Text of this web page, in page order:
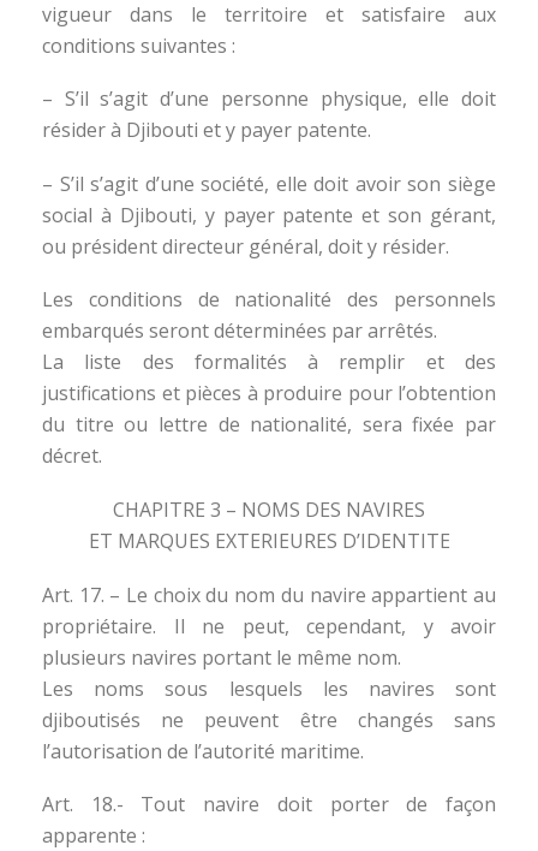
vigueur dans le territoire et satisfaire aux
conditions suivantes :
– S’il s’agit d’une personne physique, elle doit
résider à Djibouti et y payer patente.
– S’il s’agit d’une société, elle doit avoir son siège
social à Djibouti, y payer patente et son gérant,
ou président directeur général, doit y résider.
Les conditions de nationalité des personnels
embarqués seront déterminées par arrêtés.
La liste des formalités à remplir et des
justifications et pièces à produire pour l’obtention
du titre ou lettre de nationalité, sera fixée par
décret.
CHAPITRE 3 – NOMS DES NAVIRES
ET MARQUES EXTERIEURES D’IDENTITE
Art. 17. – Le choix du nom du navire appartient au
propriétaire. Il ne peut, cependant, y avoir
plusieurs navires portant le même nom.
Les noms sous lesquels les navires sont
djiboutisés ne peuvent être changés sans
l’autorisation de l’autorité maritime.
Art. 18.- Tout navire doit porter de façon
apparente :